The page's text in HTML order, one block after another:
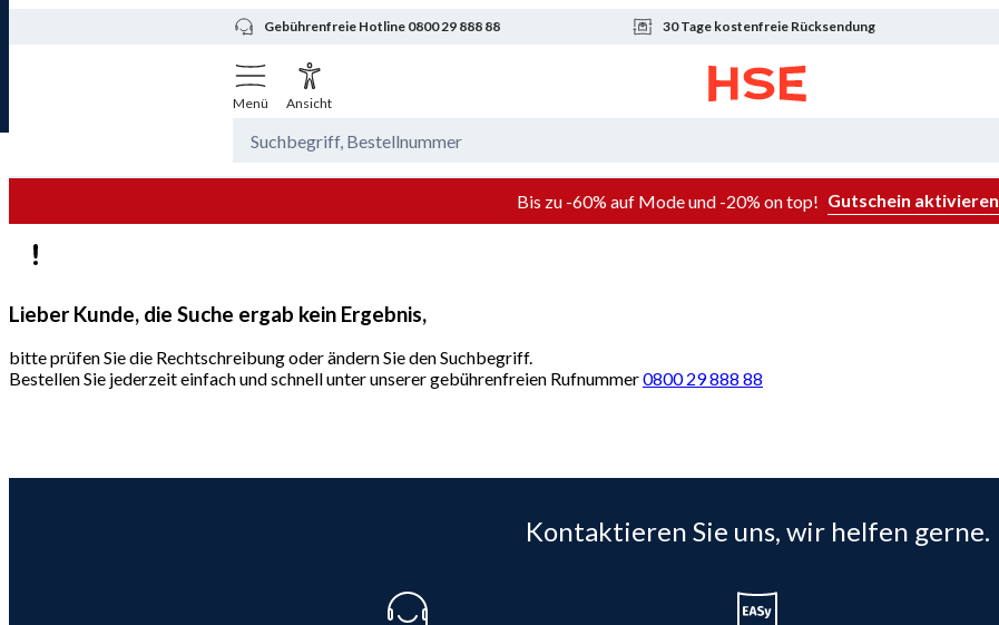
Gebührenfreie Hotline 0800 29 888 88 30 Tage kostenfreie Rücksendung
Menü Ansicht
Bis zu -60% auf Mode und -20% on top! Gutschein aktivieren
Lieber Kunde, die Suche ergab kein Ergebnis,
bitte prüfen Sie die Rechtschreibung oder ändern Sie den Suchbegriff.
Bestellen Sie jederzeit einfach und schnell unter unserer gebührenfreien Rufnummer0800 29 888 88
Kontaktieren Sie uns, wir helfen gerne.